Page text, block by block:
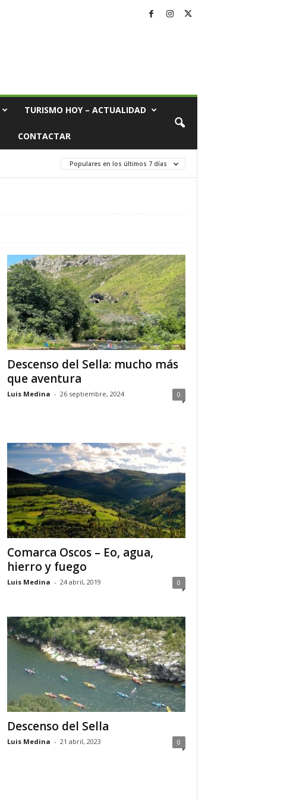
TURISMO HOY – ACTUALIDAD
CONTACTAR
Populares en los últimos 7 días
Descenso del Sella: mucho más
que aventura
Luis Medina - 26 septiembre, 2024 0
Comarca Oscos – Eo, agua,
hierro y fuego
Luis Medina - 24 abril, 2019 0
Descenso del Sella
Luis Medina - 21 abril, 2023 0